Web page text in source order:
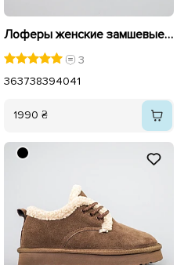
Лоферы женские замшевые на меху 593381 Черные
3
363738394041
1990 ₴